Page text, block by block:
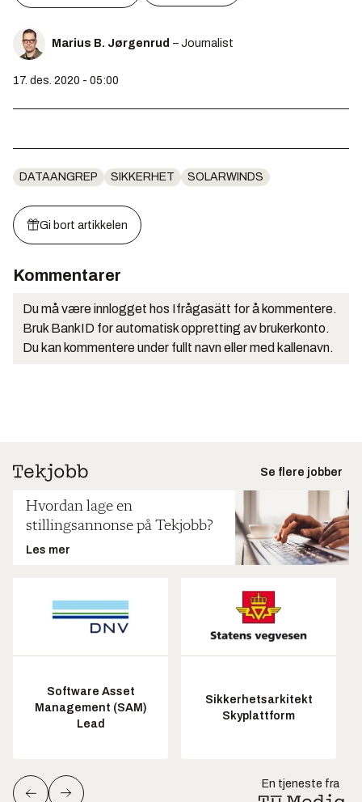
Marius B. Jørgenrud – Journalist
17. des. 2020 - 05:00
DATAANGREP SIKKERHET SOLARWINDS
Gi bort artikkelen
Kommentarer
Du må være innlogget hos Ifrågasätt for å kommentere.
Bruk BankID for automatisk oppretting av brukerkonto.
Du kan kommentere under fullt navn eller med kallenavn.
Se flere jobber
Hvordan lage en
stillingsannonse på Tekjobb?
Les mer
Software Asset
Management (SAM)
Lead
Sikkerhetsarkitekt
Skyplattform
En tjeneste fra